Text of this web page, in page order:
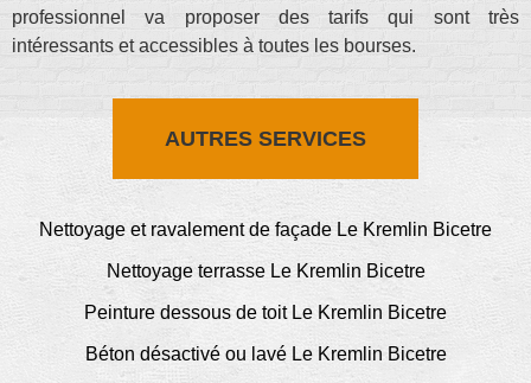
professionnel va proposer des tarifs qui sont très
intéressants et accessibles à toutes les bourses.
AUTRES SERVICES
Nettoyage et ravalement de façade Le Kremlin Bicetre
Nettoyage terrasse Le Kremlin Bicetre
Peinture dessous de toit Le Kremlin Bicetre
Béton désactivé ou lavé Le Kremlin Bicetre